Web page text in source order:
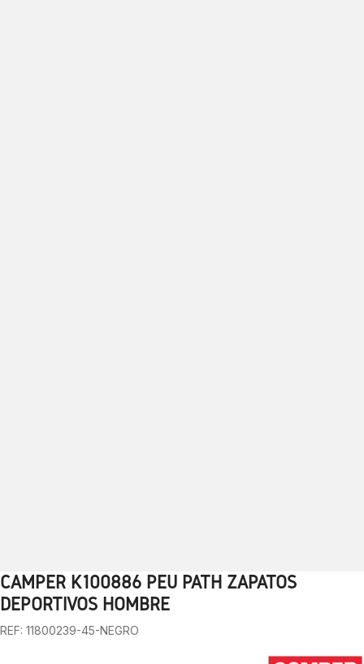
1 2 3 4 5 6 7 8 9
CAMPER K100886 PEU PATH ZAPATOS
DEPORTIVOS HOMBRE
REF: 11800239-45-NEGRO